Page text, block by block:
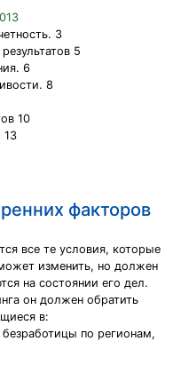
3
5
6
8
10
13
факторов
все те условия, которые
изменить, но должен
на состоянии его дел.
он должен обратить
в:
по регионам,